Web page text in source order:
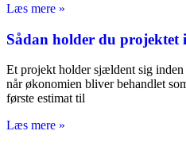
Læs mere »
Sådan holder du projektet
Et projekt holder sjældent sig
når økonomien bliver behandlet
første estimat til
Læs mere »